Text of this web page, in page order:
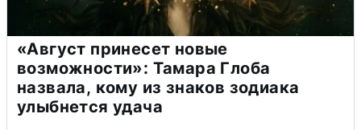
«Август принесет новые
возможности»: Тамара Глоба
назвала, кому из знаков зодиака
улыбнется удача